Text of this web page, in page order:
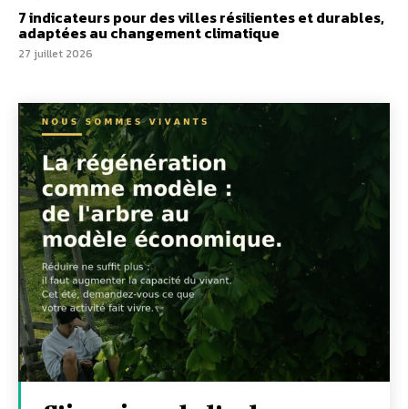
7 indicateurs pour des villes résilientes et durables,
adaptées au changement climatique
27 juillet 2026